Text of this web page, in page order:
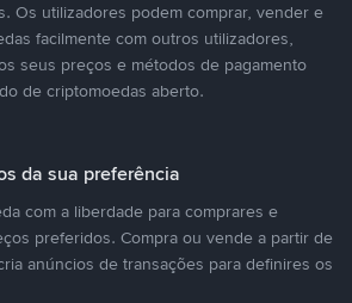
Os utilizadores podem comprar, vender e
facilmente com outros utilizadores,
seus preços e métodos de pagamento
de criptomoedas aberto.
da sua preferência
com a liberdade para comprares e
preferidos. Compra ou vende a partir de
anúncios de transações para definires os